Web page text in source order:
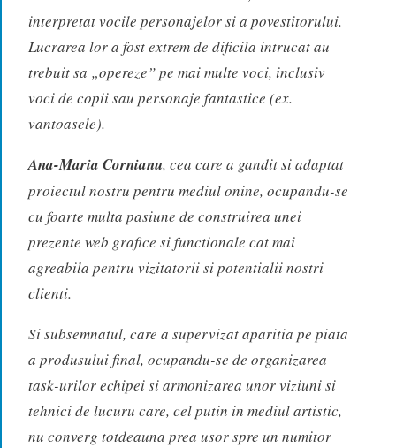
interpretat vocile personajelor si a povestitorului.
Lucrarea lor a fost extrem de dificila intrucat au
trebuit sa „opereze” pe mai multe voci, inclusiv
voci de copii sau personaje fantastice (ex.
vantoasele).
Ana-Maria Cornianu, cea care a gandit si adaptat
proiectul nostru pentru mediul onine, ocupandu-se
cu foarte multa pasiune de construirea unei
prezente web grafice si functionale cat mai
agreabila pentru vizitatorii si potentialii nostri
clienti.
Si subsemnatul, care a supervizat aparitia pe piata
a produsului final, ocupandu-se de organizarea
task-urilor echipei si armonizarea unor viziuni si
tehnici de lucuru care, cel putin in mediul artistic,
nu converg totdeauna prea usor spre un numitor